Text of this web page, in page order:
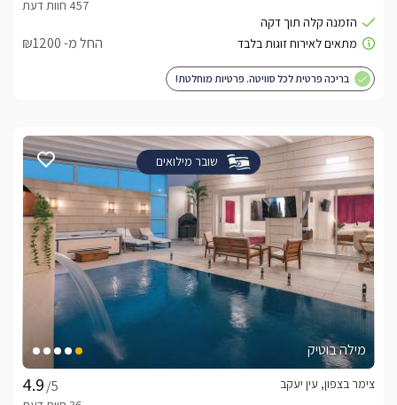
החל מ- ₪1200
בריכה פרטית לכל סוויטה. פרטיות מוחלטת!
שובר מילואים
מילה בוטיק
/5
צימר בצפון, עין יעקב